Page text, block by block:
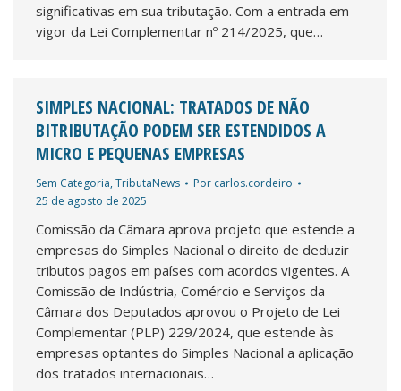
significativas em sua tributação. Com a entrada em
vigor da Lei Complementar nº 214/2025, que…
SIMPLES NACIONAL: TRATADOS DE NÃO
BITRIBUTAÇÃO PODEM SER ESTENDIDOS A
MICRO E PEQUENAS EMPRESAS
Sem Categoria,TributaNews Por carlos.cordeiro
25 de agosto de 2025
Comissão da Câmara aprova projeto que estende a
empresas do Simples Nacional o direito de deduzir
tributos pagos em países com acordos vigentes. A
Comissão de Indústria, Comércio e Serviços da
Câmara dos Deputados aprovou o Projeto de Lei
Complementar (PLP) 229/2024, que estende às
empresas optantes do Simples Nacional a aplicação
dos tratados internacionais…